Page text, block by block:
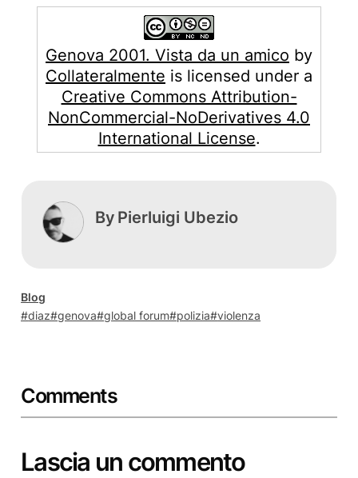
Genova 2001. Vista da un amico by
Collateralmente is licensed under a
Creative Commons Attribution-
NonCommercial-NoDerivatives 4.0
International License.
By Pierluigi Ubezio
Blog
diaz genova global forum polizia violenza
Comments
Lascia un commento